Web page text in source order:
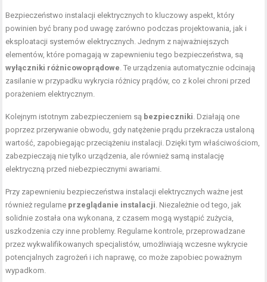
Bezpieczeństwo instalacji elektrycznych to kluczowy aspekt, który
powinien być brany pod uwagę zarówno podczas projektowania, jak i
eksploatacji systemów elektrycznych. Jednym z najważniejszych
elementów, które pomagają w zapewnieniu tego bezpieczeństwa, są
wyłączniki różnicowoprądowe . Te urządzenia automatycznie odcinają
zasilanie w przypadku wykrycia różnicy prądów, co z kolei chroni przed
porażeniem elektrycznym.
Kolejnym istotnym zabezpieczeniem są bezpieczniki . Działają one
poprzez przerywanie obwodu, gdy natężenie prądu przekracza ustaloną
wartość, zapobiegając przeciążeniu instalacji. Dzięki tym właściwościom,
zabezpieczają nie tylko urządzenia, ale również samą instalację
elektryczną przed niebezpiecznymi awariami.
Przy zapewnieniu bezpieczeństwa instalacji elektrycznych ważne jest
również regularne przeglądanie instalacji . Niezależnie od tego, jak
solidnie została ona wykonana, z czasem mogą wystąpić zużycia,
uszkodzenia czy inne problemy. Regularne kontrole, przeprowadzane
przez wykwalifikowanych specjalistów, umożliwiają wczesne wykrycie
potencjalnych zagrożeń i ich naprawę, co może zapobiec poważnym
wypadkom.